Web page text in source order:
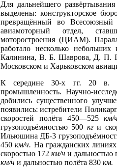
Для дальнейшего
выделены: конструкторское
превращённый во
авиамоторный отдел,
моторостроения (ЦИАМ).
работало несколько
Калинина, В. Б. Шаврова, Д. П.
Московском и Харьковском
К середине 30-х гг. 20 в.
промышленность. Научно-
добились существенного
появились: истребители
скоростей полёта 450—525
грузоподъёмностью 500 кги
Ильюшина ДБ-3
450км/ч. На гражданских
скоростью 172км/ч и дальностью
км/ч и дальностью полёта 830 км.